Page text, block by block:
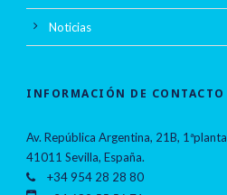
Noticias
INFORMACIÓN DE CONTACTO
Av. República Argentina, 21B, 1ªplanta
41011 Sevilla, España.
+34 954 28 28 80